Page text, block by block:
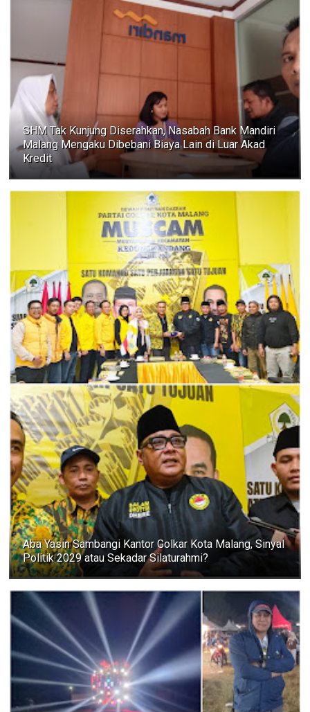
SHM Tak Kunjung Diserahkan, Nasabah Bank Mandiri
Malang Mengaku Dibebani Biaya Lain di Luar Akad
Kredit
Aba Yasin Sambangi Kantor Golkar Kota Malang, Sinyal
Politik 2029 atau Sekadar Silaturahmi?